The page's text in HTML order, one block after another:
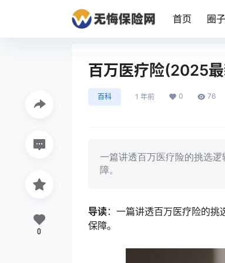
首页 圈子
百万医疗险(2025
百科 1 年前 0 76
一篇讲透百万医疗险的挑选
障。
导读：一篇讲透百万医疗险的
保障。
0